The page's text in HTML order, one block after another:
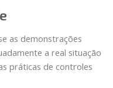
as demonstrações
a real situação
práticas de controles